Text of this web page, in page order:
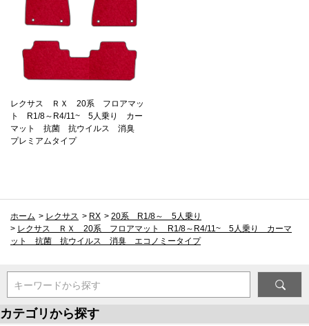
レクサス ＲＸ 20系 フロアマッ
ト R1/8～R4/11~ 5人乗り カー
マット 抗菌 抗ウイルス 消臭
プレミアムタイプ
ホーム > レクサス > RX > 20系 R1/8～ 5人乗り
> レクサス ＲＸ 20系 フロアマット R1/8～R4/11~ 5人乗り カーマ
ット 抗菌 抗ウイルス 消臭 エコノミータイプ
キーワードから探す
カテゴリから探す